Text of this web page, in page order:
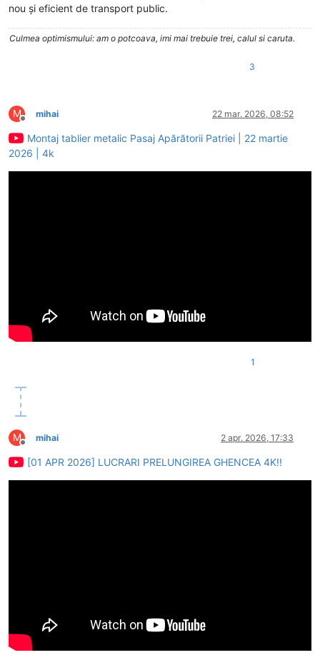
nou și eficient de transport public.
Culmea optimismului: am o potcoava, imi mai trebuie trei, calul si caruta.
3
M
Deconectat
mihai 22 mar. 2026, 08:52
Montaj tablier metalic Pasaj Apărătorii Patriei | 22 martie
2026 | 4k
1
M
Deconectat
mihai 2 apr. 2026, 17:33
[01 APR 2026] LUCRARI PRELUNGIREA GHENCEA 4K!!